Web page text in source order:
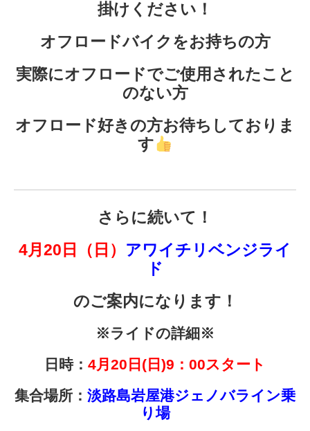
掛けください！
オフロードバイクをお持ちの方
実際にオフロードでご使用されたこと
のない方
オフロード好きの方お待ちしておりま
す
さらに続いて！
4月20日（日） アワイチリベンジライ
ド
のご案内になります！
※ライドの詳細※
日時： 4月20日(日)9：00スタート
集合場所： 淡路島岩屋港ジェノバライン乗
り場